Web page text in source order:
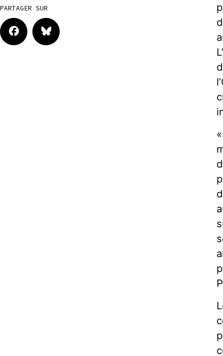
PARTAGER SUR